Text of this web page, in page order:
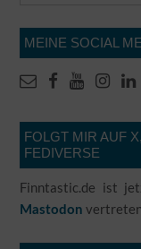
MEINE SOCIAL
FOLGT MIR AUF
FEDIVERSE
Finntastic.de ist
Mastodon